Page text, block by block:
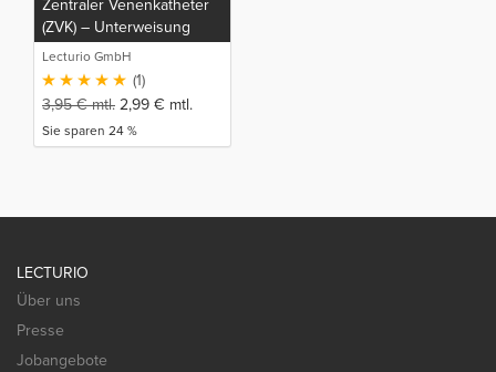
Zentraler Venenkatheter
(ZVK) – Unterweisung
Lecturio GmbH
(1)
3,95€mtl. 2,99 € mtl.
Sie sparen 24 %
LECTURIO
Über uns
Presse
Jobangebote